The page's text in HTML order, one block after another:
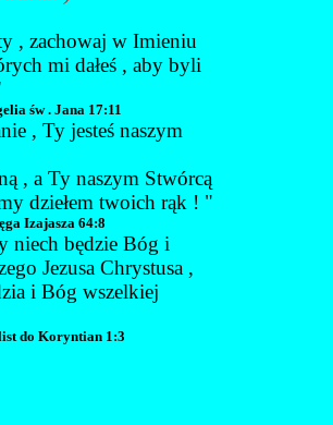
, zachowaj w Imieniu
mi dałeś , aby byli
św . Jana 17:11
, Ty jesteś naszym
, a Ty naszym Stwórcą
dziełem twoich rąk ! "
Izajasza 64:8
niech będzie Bóg i
Jezusa Chrystusa ,
i Bóg wszelkiej
do Koryntian 1:3